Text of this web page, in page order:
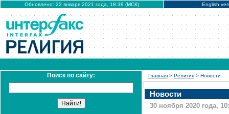
Обновлено: 22 января 2021 года, 18:39 (МСК) English
Поиск по сайту: Главная > Религия > Новости
Новости
30 ноября 2020 года,